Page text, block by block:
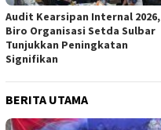
Audit Kearsipan Internal 2026,
Biro Organisasi Setda Sulbar
Tunjukkan Peningkatan
Signifikan
BERITA UTAMA